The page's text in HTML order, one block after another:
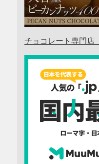
チョコレート専門店